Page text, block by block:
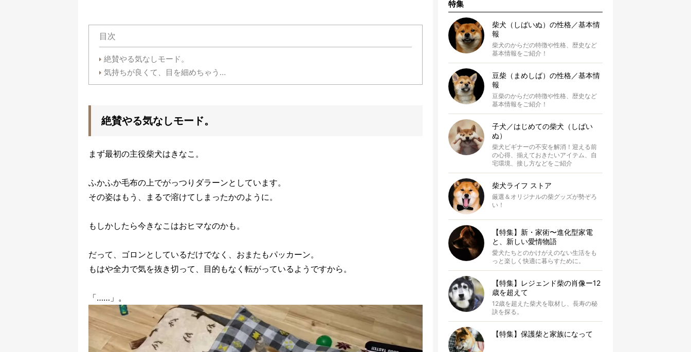
目次
絶賛やる気なしモード。
気持ちが良くて、目を細めちゃう…
絶賛やる気なしモード。
まず最初の主役柴犬はきなこ。
ふかふか毛布の上でがっつりダラーンとしています。
その姿はもう、まるで溶けてしまったかのように。
もしかしたら今きなこはおヒマなのかも。
だって、ゴロンとしているだけでなく、おまたもパッカーン。
もはや全力で気を抜き切って、目的もなく転がっているようですから。
「……」。
特集
柴犬（しばいぬ）の性格／基本情
報
柴犬のからだの特徴や性格、歴史など
基本情報をご紹介！
豆柴（まめしば）の性格／基本情
報
豆柴のからだの特徴や性格、歴史など
基本情報をご紹介！
子犬／はじめての柴犬（しばい
ぬ）
柴犬ビギナーの不安を解消！迎える前
の心得、揃えておきたいアイテム、自
宅環境、接し方などをご紹介
柴犬ライフ ストア
厳選＆オリジナルの柴グッズが勢ぞろ
い！
【特集】新・家術〜進化型家電
と、新しい愛情物語
愛犬たちとのかけがえのない生活をも
っと楽しく快適に暮らすために。
【特集】レジェンド柴の肖像ー12
歳を超えて
12歳を超えた柴犬を取材し、長寿の秘
訣を探る。
【特集】保護柴と家族になって